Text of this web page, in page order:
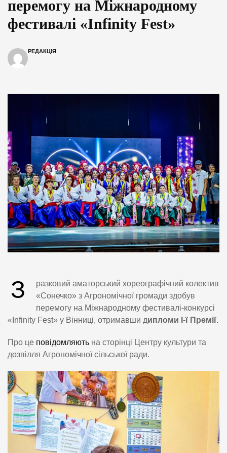
перемогу на Міжнародному
фестивалі «Infinity Fest»
РЕДАКЦІЯ
З
разковий аматорський хореографічний колектив
«Сонечко» з Агрономічної громади здобув
перемогу на Міжнародному фестивалі-конкурсі
«Infinity Fest» у Вінниці, отримавши дипломи І-ї Премії.
Про це повідомляють на сторінці Центру культури та
дозвілля Агрономічної сільської ради.